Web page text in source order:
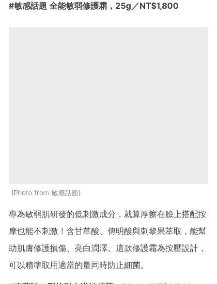
#敏感話題 全能敏弱修護霜，25g／NT$1,800
Photo from 敏感話題
專為敏弱肌研發的低刺激成分，就算厚擦在臉上搭配按
摩也能不刺激！含甘草酸、傳明酸與刺黎果萃取，能幫
助肌膚修護損傷、亮白潤澤。這款修護霜為按壓設計，
可以精準取用適當的量同時防止細菌。